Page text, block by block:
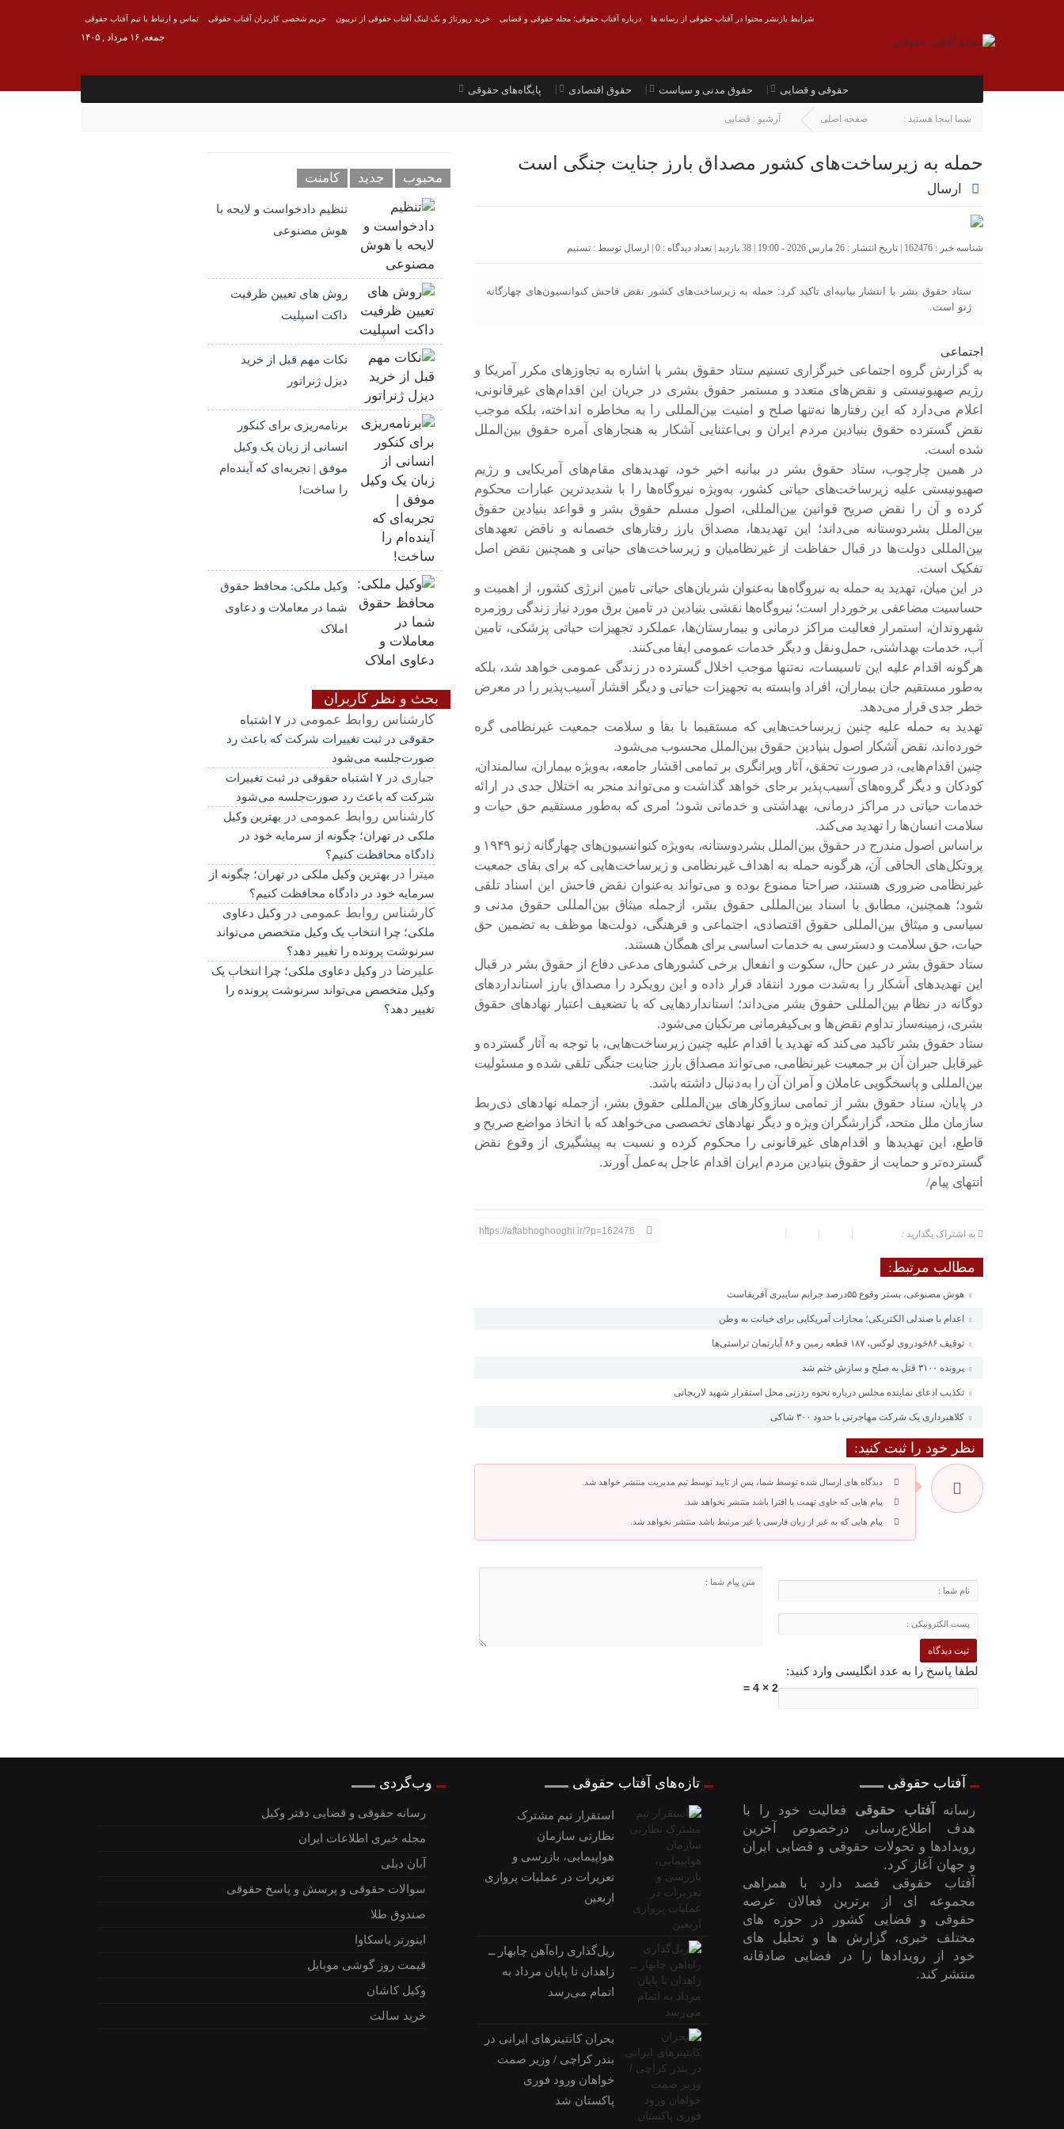
تماس و ارتباط با تیم آفتاب حقوقی حریم شخصی کاربران آفتاب حقوقی خرید رپورتاژ و بک لینک آفتاب حقوقی از تریبون درباره آفتاب حقوقی؛ مجله حقوقی و قضایی شرایط بازنشر محتوا در آفتاب حقوقی از رسانه ها
جمعه, ۱۶ مرداد , ۱۴۰۵
حقوقی و قضایی حقوق مدنی و سیاست حقوق اقتصادی پایگاه‌های حقوقی
شما اینجا هستید : صفحه اصلی آرشیو : قضایی
حمله به زیرساخت‌های کشور مصداق بارز جنایت جنگی است
ارسال
شناسه خبر : 162476 | تاریخ انتشار : 26 مارس 2026 - 19:00 | 38 بازدید | تعداد دیدگاه : 0 | ارسال توسط : تسنیم
ستاد حقوق بشر با انتشار بیانیه‌ای تاکید کرد: حمله به زیرساخت‌های کشور نقض فاحش کنوانسیون‌های چهارگانه
ژنو است.
اجتماعی
به گزارش گروه اجتماعی خبرگزاری تسنیم ستاد حقوق بشر با اشاره به تجاوز‌های مکرر آمریکا و
رژیم صهیونیستی و نقض‌های متعدد و مستمر حقوق بشری در جریان این اقدام‌های غیرقانونی،
اعلام می‌دارد که این رفتار‌ها نه‌تنها صلح و امنیت بین‌المللی را به مخاطره انداخته، بلکه موجب
نقض گسترده حقوق بنیادین مردم ایران و بی‌اعتنایی آشکار به هنجار‌های آمره حقوق بین‌الملل
شده است.
در همین چارچوب، ستاد حقوق بشر در بیانیه اخیر خود، تهدید‌های مقام‌های آمریکایی و رژیم
صهیونیستی علیه زیرساخت‌های حیاتی کشور، به‌ویژه نیروگاه‌ها را با شدیدترین عبارات محکوم
کرده و آن را نقض صریح قوانین بین‌المللی، اصول مسلم حقوق بشر و قواعد بنیادین حقوق
بین‌الملل بشردوستانه می‌داند؛ این تهدیدها، مصداق بارز رفتار‌های خصمانه و ناقض تعهد‌های
بین‌المللی دولت‌ها در قبال حفاظت از غیرنظامیان و زیرساخت‌های حیاتی و همچنین نقض اصل
تفکیک است.
در این میان، تهدید به حمله به نیروگاه‌ها به‌عنوان شریان‌های حیاتی تامین انرژی کشور، از اهمیت و
حساسیت مضاعفی برخوردار است؛ نیروگاه‌ها نقشی بنیادین در تامین برق مورد نیاز زندگی روزمره
شهروندان، استمرار فعالیت مراکز درمانی و بیمارستان‌ها، عملکرد تجهیزات حیاتی پزشکی، تامین
آب، خدمات بهداشتی، حمل‌ونقل و دیگر خدمات عمومی ایفا می‌کنند.
هرگونه اقدام علیه این تاسیسات، نه‌تنها موجب اخلال گسترده در زندگی عمومی خواهد شد، بلکه
به‌طور مستقیم جان بیماران، افراد وابسته به تجهیزات حیاتی و دیگر اقشار آسیب‌پذیر را در معرض
خطر جدی قرار می‌دهد.
تهدید به حمله علیه چنین زیرساخت‌هایی که مستقیما با بقا و سلامت جمعیت غیرنظامی گره
خورده‌اند، نقض آشکار اصول بنیادین حقوق بین‌الملل محسوب می‌شود.
چنین اقدام‌هایی، در صورت تحقق، آثار ویرانگری بر تمامی اقشار جامعه، به‌ویژه بیماران، سالمندان،
کودکان و دیگر گروه‌های آسیب‌پذیر برجای خواهد گذاشت و می‌تواند منجر به اختلال جدی در ارائه
خدمات حیاتی در مراکز درمانی، بهداشتی و خدماتی شود؛ امری که به‌طور مستقیم حق حیات و
سلامت انسان‌ها را تهدید می‌کند.
براساس اصول مندرج در حقوق بین‌الملل بشردوستانه، به‌ویژه کنوانسیون‌های چهارگانه ژنو ۱۹۴۹ و
پروتکل‌های الحاقی آن، هرگونه حمله به اهداف غیرنظامی و زیرساخت‌هایی که برای بقای جمعیت
غیرنظامی ضروری هستند، صراحتا ممنوع بوده و می‌تواند به‌عنوان نقض فاحش این اسناد تلقی
شود؛ همچنین، مطابق با اسناد بین‌المللی حقوق بشر، ازجمله میثاق بین‌المللی حقوق مدنی و
سیاسی و میثاق بین‌المللی حقوق اقتصادی، اجتماعی و فرهنگی، دولت‌ها موظف به تضمین حق
حیات، حق سلامت و دسترسی به خدمات اساسی برای همگان هستند.
ستاد حقوق بشر در عین حال، سکوت و انفعال برخی کشور‌های مدعی دفاع از حقوق بشر در قبال
این تهدید‌های آشکار را به‌شدت مورد انتقاد قرار داده و این رویکرد را مصداق بارز استاندارد‌های
دوگانه در نظام بین‌المللی حقوق بشر می‌داند؛ استاندارد‌هایی که با تضعیف اعتبار نهاد‌های حقوق
بشری، زمینه‌ساز تداوم نقض‌ها و بی‌کیفرمانی مرتکبان می‌شود.
ستاد حقوق بشر تاکید می‌کند که تهدید یا اقدام علیه چنین زیرساخت‌هایی، با توجه به آثار گسترده و
غیرقابل جبران آن بر جمعیت غیرنظامی، می‌تواند مصداق بارز جنایت جنگی تلقی شده و مسئولیت
بین‌المللی و پاسخگویی عاملان و آمران آن را به‌دنبال داشته باشد.
در پایان، ستاد حقوق بشر از تمامی سازوکار‌های بین‌المللی حقوق بشر، ازجمله نهاد‌های ذی‌ربط
سازمان ملل متحد، گزارشگران ویژه و دیگر نهاد‌های تخصصی می‌خواهد که با اتخاذ مواضع صریح و
قاطع، این تهدید‌ها و اقدام‌های غیرقانونی را محکوم کرده و نسبت به پیشگیری از وقوع نقض
گسترده‌تر و حمایت از حقوق بنیادین مردم ایران اقدام عاجل به‌عمل آورند.
انتهای پیام/
به اشتراک بگذارید : https://aftabhoghooghi.ir/?p=162476
مطالب مرتبط:
هوش مصنوعی، بستر وقوع ۵۵درصد جرایم سایبری آفریقاست
اعدام با صندلی الکتریکی؛ مجازات آمریکایی برای خیانت به وطن
توقیف ۸۶خودروی لوکس، ۱۸۷ قطعه زمین و ۸۶ آپارتمان تراستی‌ها
پرونده ۳۱۰۰ قتل به صلح و سازش ختم شد
تکذیب ادعای نماینده مجلس درباره نحوه ردزنی محل استقرار شهید لاریجانی
کلاهبرداری یک شرکت مهاجرتی با حدود ۳۰۰ شاکی
نظر خود را ثبت کنید:
دیدگاه های ارسال شده توسط شما، پس از تایید توسط تیم مدیریت منتشر خواهد شد.
پیام هایی که حاوی تهمت یا افترا باشد منتشر نخواهد شد.
پیام هایی که به غیر از زبان فارسی یا غیر مرتبط باشد منتشر نخواهد شد.
لطفا پاسخ را به عدد انگلیسی وارد کنید:
2 × 4 =
محبوب جدید کامنت
تنظیم دادخواست و لایحه با
هوش مصنوعی
روش های تعیین ظرفیت
داکت اسپلیت
نکات مهم قبل از خرید
دیزل ژنراتور
برنامه‌ریزی برای کنکور
انسانی از زبان یک وکیل
موفق | تجربه‌ای که آینده‌ام
را ساخت!
وکیل ملکی: محافظ حقوق
شما در معاملات و دعاوی
املاک
بحث و نظر کاربران
کارشناس روابط عمومی در
۷ اشتباه
حقوقی در ثبت تغییرات شرکت که باعث رد
صورت‌جلسه می‌شود
جباری در
۷ اشتباه حقوقی در ثبت تغییرات
شرکت که باعث رد صورت‌جلسه می‌شود
کارشناس روابط عمومی در
بهترین وکیل
ملکی در تهران؛ چگونه از سرمایه خود در
دادگاه محافظت کنیم؟
میترا در
بهترین وکیل ملکی در تهران؛ چگونه از
سرمایه خود در دادگاه محافظت کنیم؟
کارشناس روابط عمومی در
وکیل دعاوی
ملکی؛ چرا انتخاب یک وکیل متخصص می‌تواند
سرنوشت پرونده را تغییر دهد؟
علیرضا در
وکیل دعاوی ملکی؛ چرا انتخاب یک
وکیل متخصص می‌تواند سرنوشت پرونده را
تغییر دهد؟
آفتاب حقوقی
رسانه آفتاب حقوقی فعالیت خود را با
هدف اطلاع‌رسانی درخصوص آخرین
رویدادها و تحولات حقوقی و قضایی ایران
و جهان آغاز کرد.
آفتاب حقوقی قصد دارد با همراهی
مجموعه ای از برترین فعالان عرصه
حقوقی و قضایی کشور در حوزه های
مختلف خبری، گزارش ها و تحلیل های
خود از رویدادها را در فضایی صادقانه
منتشر کند.
تازه‌های آفتاب حقوقی
استقرار تیم مشترک
نظارتی سازمان
هواپیمایی، بازرسی و
تعزیرات در عملیات پروازی
اربعین
ریل‌گذاری راه‌آهن چابهار ــ
زاهدان تا پایان مرداد به
اتمام می‌رسد
بحران کانتینر‌های ایرانی در
بندر کراچی / وزیر صمت
خواهان ورود فوری
پاکستان شد
وب‌گردی
رسانه حقوقی و قضایی دفتر وکیل
مجله خبری اطلاعات ایران
آبان دیلی
سوالات حقوقی و پرسش و پاسخ حقوقی
صندوق طلا
اینورتر یاسکاوا
قیمت روز گوشی موبایل
وکیل کاشان
خرید سالت